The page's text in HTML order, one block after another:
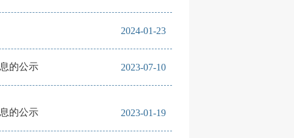
2024-01-23
的公示 2023-07-10
的公示 2023-01-19